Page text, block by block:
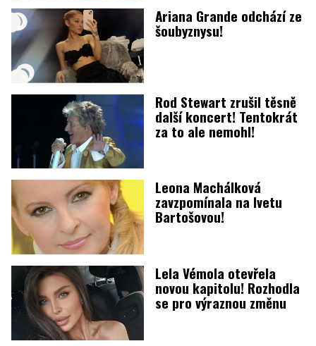
Ariana Grande odchází ze
šoubyznysu!
Rod Stewart zrušil těsně
další koncert! Tentokrát
za to ale nemohl!
Leona Machálková
zavzpomínala na Ivetu
Bartošovou!
Lela Vémola otevřela
novou kapitolu! Rozhodla
se pro výraznou změnu